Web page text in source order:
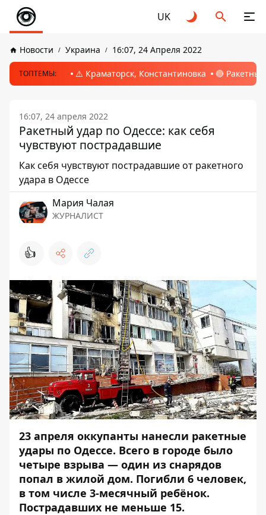
UK
Новости Украина 16:07, 24 Апреля 2022
ТОПТЕМЫ: ⚠️ Краматорск, Константиновка 🔴
16:07, 24 апреля 2022
Ракетный удар по Одессе: как себя
чувствуют пострадавшие
Как себя чувствуют пострадавшие от ракетного
удара в Одессе
Мария Чалая
ЖУРНАЛИСТ
👍
23 апреля оккупанты нанесли ракетные
удары по Одессе. Всего в городе было
четыре взрыва — один из снарядов
попал в жилой дом. Погибли 6 человек,
в том числе 3-месячный ребёнок.
Пострадавших не меньше 15.